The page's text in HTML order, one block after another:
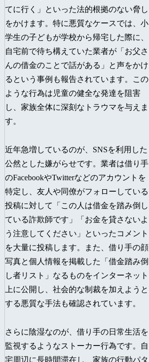
てに行く」といった法的根拠のない脅し
をかけます。特に悪質なケースでは、小
学生の子どもが学校から帰宅した際に、
自宅前で待ち構えていた業者が「お父さ
んの借金のことで話がある」と声をかけ
るという事例も報告されています。この
ような行為は児童の健全な発達を阻害
し、家族全体に深刻なトラウマを与えま
す。
近年急増しているのが、SNSを利用した
公然とした嫌がらせです。業者は借り手
のFacebookやTwitterなどのアカウントを
特定し、友人や同僚がフォローしている
投稿に対して「この人は借金を踏み倒し
ている詐欺師です」「お金を貸さないよ
う注意してください」といったコメント
を大量に投稿します。また、借り手の顔
写真と個人情報を掲載した「借金踏み倒
し者リスト」なるものをインターネット
上に公開し、社会的な制裁を加えようと
する悪質な手法も確認されています。
さらに陰湿なのが、借り手の日常生活を
監視するようなストーカー行為です。自
宅周辺に長時間滞在し、家族の行動パタ